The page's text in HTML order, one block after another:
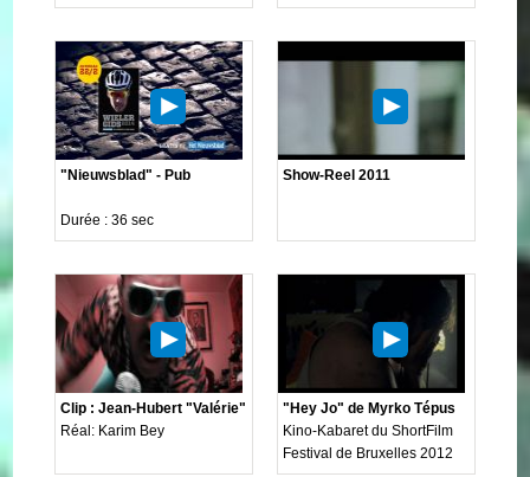
"Nieuwsblad" - Pub
Durée : 36 sec
Show-Reel 2011
Clip : Jean-Hubert "Valérie"
Réal: Karim Bey
"Hey Jo" de Myrko Tépus
Kino-Kabaret du ShortFilm
Festival de Bruxelles 2012